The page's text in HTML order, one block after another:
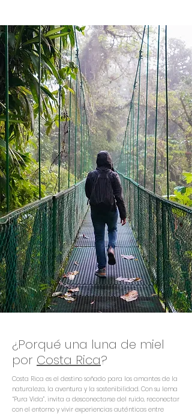
¿Porqué una luna de miel
por Costa Rica?
Costa Rica es el destino soñado para los amantes de la
naturaleza, la aventura y la sostenibilidad. Con su lema
“Pura Vida”, invita a desconectarse del ruido, reconectar
con el entorno y vivir experiencias auténticas entre